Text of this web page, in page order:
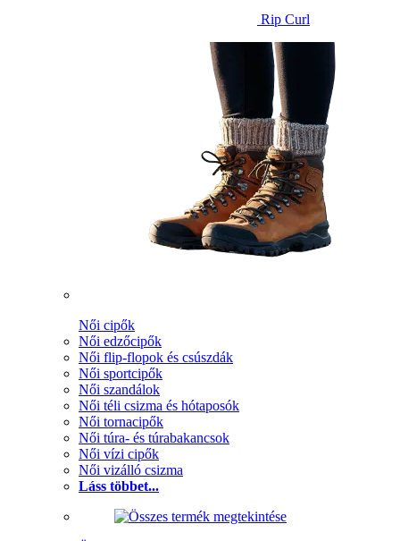
Rip Curl
Női cipők
Női edzőcipők
Női flip-flopok és csúszdák
Női sportcipők
Női szandálok
Női téli csizma és hótaposók
Női tornacipők
Női túra- és túrabakancsok
Női vízi cipők
Női vizálló csizma
Láss többet...